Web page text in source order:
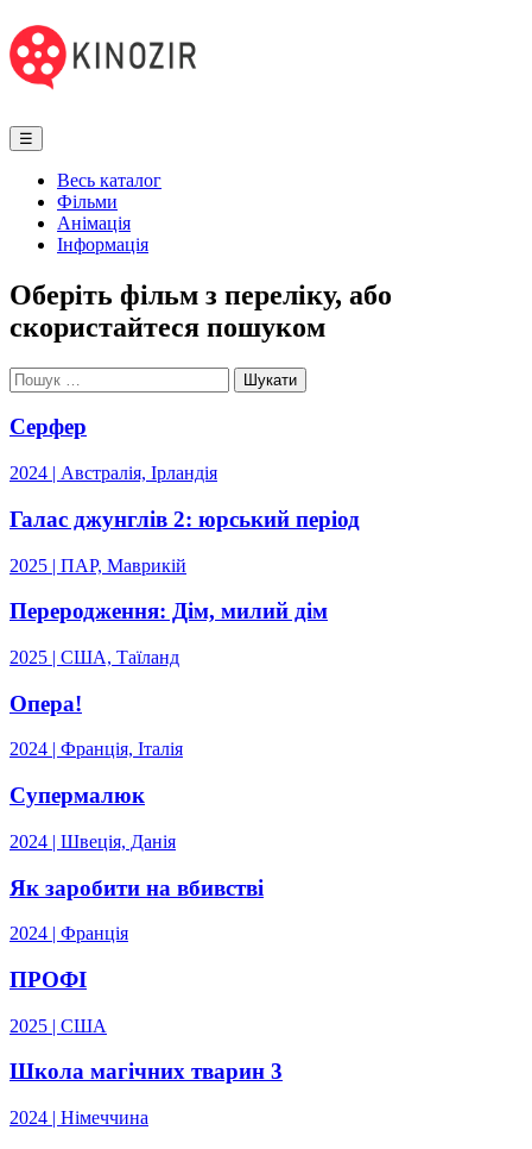
☰
Весь каталог
Фільми
Анімація
Інформація
Оберіть фільм з переліку, або
скористайтеся пошуком
Серфер
2024 | Австралія, Ірландія
Галас джунглів 2: юрський період
2025 | ПАР, Маврикій
Переродження: Дім, милий дім
2025 | США, Таїланд
Опера!
2024 | Франція, Італія
Супермалюк
2024 | Швеція, Данія
Як заробити на вбивстві
2024 | Франція
ПРОФІ
2025 | США
Школа магічних тварин 3
2024 | Німеччина